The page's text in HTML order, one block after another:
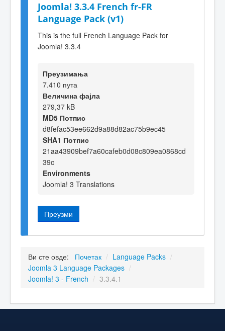
Joomla! 3.3.4 French fr-FR
Language Pack (v1)
This is the full French Language Pack for
Joomla! 3.3.4
Преузимања
7.410 пута
Величина фајла
279,37 kB
MD5 Потпис
d8fefac53ee662d9a88d82ac75b9ec45
SHA1 Потпис
21aa43909bef7a60cafeb0d08c809ea0868cd
39c
Environments
Joomla! 3 Translations
Преузми
Ви сте овде: Почетак / Language Packs /
Joomla 3 Language Packages /
Joomla! 3 - French / 3.3.4.1